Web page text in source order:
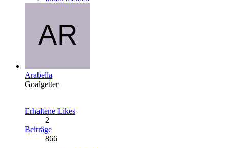
Arabella
Goalgetter
Erhaltene Likes
2
Beiträge
866